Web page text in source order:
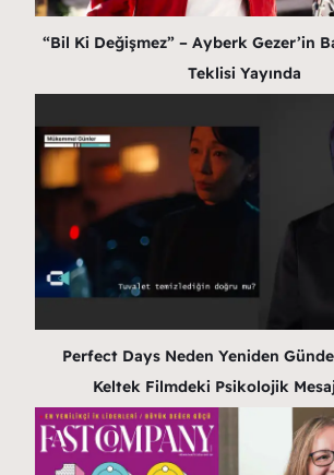
“Bil Ki Değişmez” – Ayberk Gezer’in
Teklisi Yayında
Perfect Days Neden Yeniden
Keltek Filmdeki Psikolojik